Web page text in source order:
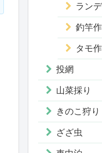
ラン
釣竿
タモ
投網
山菜採り
きのこ狩り
ざざ虫